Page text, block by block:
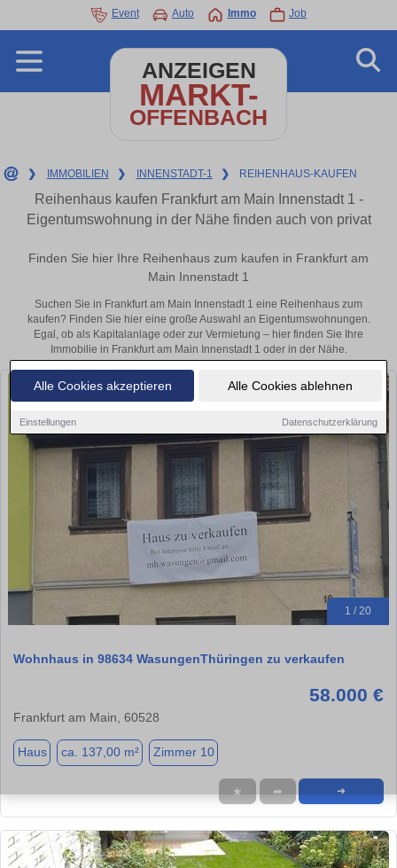
Alle Cookies akzeptieren Alle Cookies ablehnen
Einstellungen Datenschutzerklärung
Event Auto Immo Job
ANZEIGEN
MARKT-
OFFENBACH
❯ IMMOBILIEN ❯ INNENSTADT-1 ❯ REIHENHAUS-KAUFEN
Reihenhaus kaufen Frankfurt am Main Innenstadt 1 -
Eigentumswohnung in der Nähe finden auch von privat
Finden Sie hier Ihre Reihenhaus zum kaufen in Frankfurt am
Main Innenstadt 1
Suchen Sie in Frankfurt am Main Innenstadt 1 eine Reihenhaus zum
kaufen? Finden Sie hier eine große Auswahl an Eigentumswohnungen.
Egal, ob als Kapitalanlage oder zur Vermietung – hier finden Sie Ihre
Immobilie in Frankfurt am Main Innenstadt 1 oder in der Nähe.
1 / 20
Wohnhaus in 98634 WasungenThüringen zu verkaufen
58.000 €
Frankfurt am Main, 60528
Haus ca. 137,00 m² Zimmer 10
★ ➦ ➜